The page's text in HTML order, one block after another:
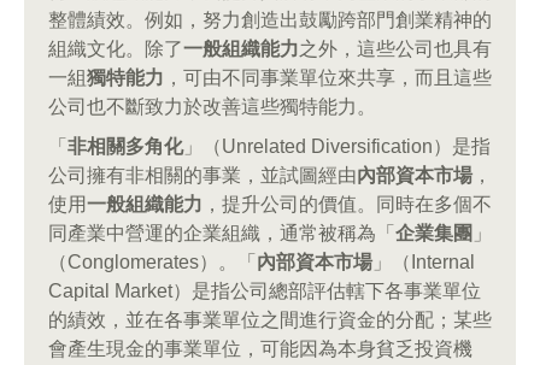
整體績效。例如，努力創造出鼓勵跨部門創業精神的
組織文化。除了一般組織能力之外，這些公司也具有
一組獨特能力 ，可由不同事業單位來共享，而且這些
公司也不斷致力於改善這些獨特能力。
「 非相關多角化」（Unrelated Diversification）是指
公司擁有非相關的事業，並試圖經由內部資本市場 ，
使用一般組織能力 ，提升公司的價值。同時在多個不
同產業中營運的企業組織，通常被稱為「 企業集團 」
（Conglomerates）。「 內部資本市場 」（Internal
Capital Market）是指公司總部評估轄下各事業單位
的績效，並在各事業單位之間進行資金的分配；某些
會產生現金的事業單位，可能因為本身貧乏投資機